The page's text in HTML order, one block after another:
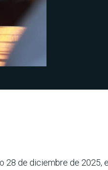
28 de diciembre de 2025,